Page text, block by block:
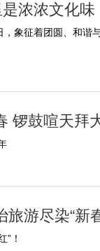
浓浓文化味
象征着团圆、和谐
锣鼓喧天拜
游尽染“新
”！